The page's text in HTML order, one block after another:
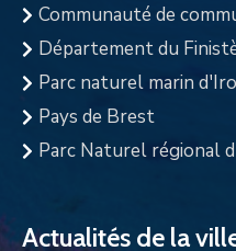
Communauté de
Département du
Parc naturel marin
Pays de Brest
Parc Naturel régional
Actualités de la